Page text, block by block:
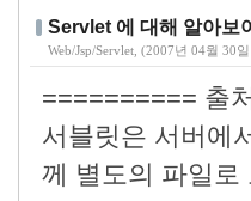
Servlet 에 대해 알아보
Web/Jsp/Servlet , (2007년 04월 30
========== 출
서블릿은 서버에
께 별도의 파일로